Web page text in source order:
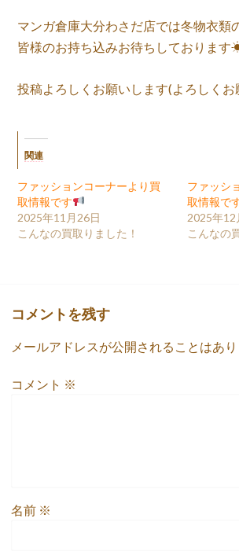
マンガ倉庫大分わさだ店では冬物衣類
皆様のお持ち込みお待ちしております
投稿よろしくお願いします(よろしくお
関連
ファッションコーナーより買
取情報です
2025年11月26日
こんなの買取りました！
ファッシ
取情報で
2025年12
こんなの
コメントを残す
メールアドレスが公開されることはあり
コメント ※
名前 ※